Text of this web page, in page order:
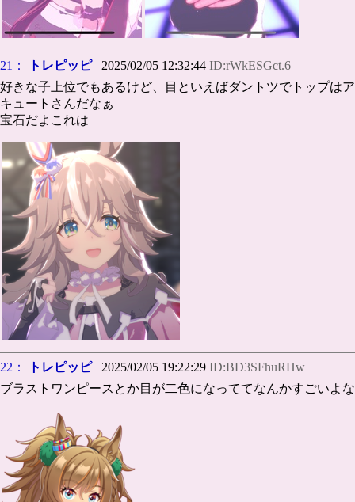
21： トレピッピ2025/02/05 12:32:44 ID:rWkESGct.6
好きな子上位でもあるけど、目といえばダントツでトップはア
キュートさんだなぁ
宝石だよこれは
22： トレピッピ2025/02/05 19:22:29 ID:BD3SFhuRHw
ブラストワンピースとか目が二色になっててなんかすごいよな